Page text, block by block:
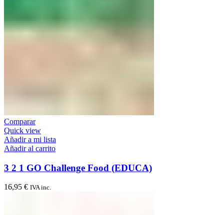
Comparar
Quick view
Añadir a mi lista
Añadir al carrito
3 2 1 GO Challenge Food (EDUCA)
16,95 € IVA inc.